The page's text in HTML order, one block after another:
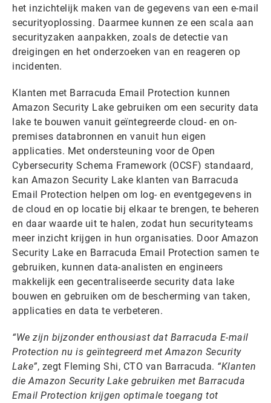
het inzichtelijk maken van de gegevens van een e-mail
securityoplossing. Daarmee kunnen ze een scala aan
securityzaken aanpakken, zoals de detectie van
dreigingen en het onderzoeken van en reageren op
incidenten.
Klanten met Barracuda Email Protection kunnen
Amazon Security Lake gebruiken om een security data
lake te bouwen vanuit geïntegreerde cloud- en on-
premises databronnen en vanuit hun eigen
applicaties. Met ondersteuning voor de Open
Cybersecurity Schema Framework (OCSF) standaard,
kan Amazon Security Lake klanten van Barracuda
Email Protection helpen om log- en eventgegevens in
de cloud en op locatie bij elkaar te brengen, te beheren
en daar waarde uit te halen, zodat hun securityteams
meer inzicht krijgen in hun organisaties. Door Amazon
Security Lake en Barracuda Email Protection samen te
gebruiken, kunnen data-analisten en engineers
makkelijk een gecentraliseerde security data lake
bouwen en gebruiken om de bescherming van taken,
applicaties en data te verbeteren.
“We zijn bijzonder enthousiast dat Barracuda E-mail
Protection nu is geïntegreerd met Amazon Security
Lake”, zegt Fleming Shi, CTO van Barracuda. “Klanten
die Amazon Security Lake gebruiken met Barracuda
Email Protection krijgen optimale toegang tot